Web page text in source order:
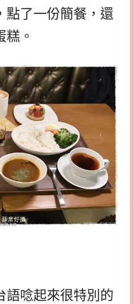
點了一份簡餐，還
糕。
語唸起來很特別的